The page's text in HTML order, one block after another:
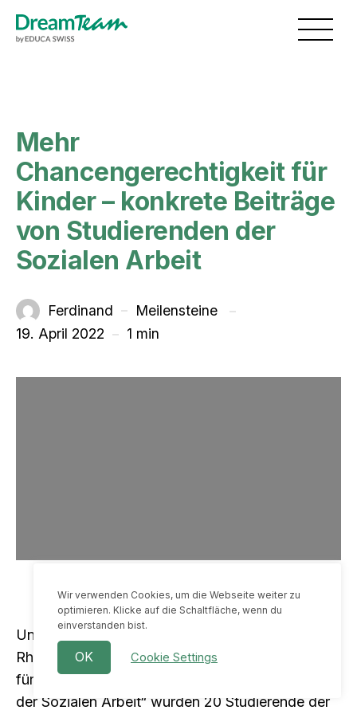
Mehr
Chancengerechtigkeit für
Kinder – konkrete Beiträge
von Studierenden der
Sozialen Arbeit
Von
Ferdinand unter
Meilensteine
19. April 2022
1 min
Unter der Leitung von Martina Good wurden im
Rhamen des Kurses „Mehr Chancengerechtigkeit
für Kinder – konkrete Beiträge von Studierenden
der Sozialen Arbeit“ wurden 20 Studierende der
Wir verwenden Cookies, um die Webseite weiter zu
optimieren. Klicke auf die Schaltfläche, wenn du
einverstanden bist.
OK Cookie Settings